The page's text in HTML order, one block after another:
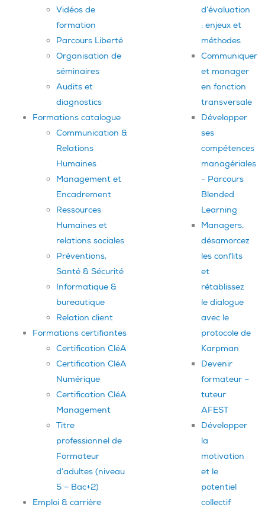
Vidéos de
formation
Parcours Liberté
Organisation de
séminaires
Audits et
diagnostics
Formations catalogue
Communication &
Relations
Humaines
Management et
Encadrement
Ressources
Humaines et
relations sociales
Préventions,
Santé & Sécurité
Informatique &
bureautique
Relation client
Formations certifiantes
Certification CléA
Certification CléA
Numérique
Certification CléA
Management
Titre
professionnel de
Formateur
d’adultes (niveau
5 – Bac+2)
Emploi & carrière
d’évaluation
: enjeux et
méthodes
Communiquer
et manager
en fonction
transversale
Développer
ses
compétences
managériales
- Parcours
Blended
Learning
Managers,
désamorcez
les conflits
et
rétablissez
le dialogue
avec le
protocole de
Karpman
Devenir
formateur –
tuteur
AFEST
Développer
la
motivation
et le
potentiel
collectif